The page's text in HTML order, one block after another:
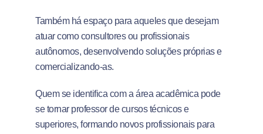
Também há espaço para aqueles que desejam
atuar como consultores ou profissionais
autônomos, desenvolvendo soluções próprias e
comercializando-as.
Quem se identifica com a área acadêmica pode
se tornar professor de cursos técnicos e
superiores, formando novos profissionais para